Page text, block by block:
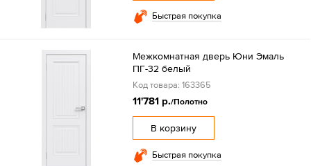
Быстрая покупка
Межкомнатная дверь Юни Эмаль
ПГ-32 белый
Код товара: 163365
11'781 р./Полотно
В корзину
Быстрая покупка